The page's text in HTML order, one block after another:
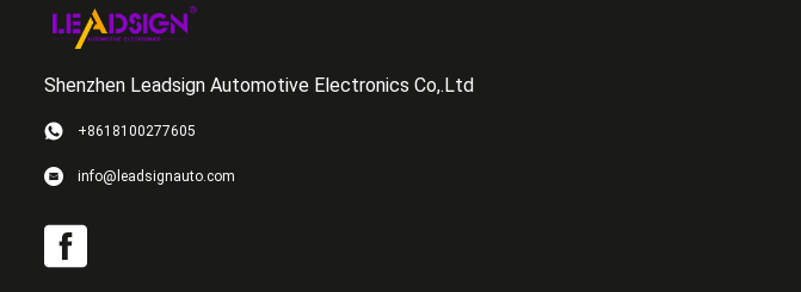
Shenzhen Leadsign Automotive Electronics Co,.Ltd
+8618100277605
info@leadsignauto.com